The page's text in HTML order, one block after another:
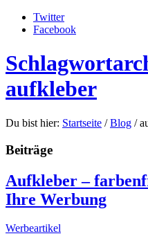
Twitter
Facebook
aufkleber
Du bist hier: Startseite / Blog /
Beiträge
Aufkleber –
Ihre Werbung
Werbeartikel